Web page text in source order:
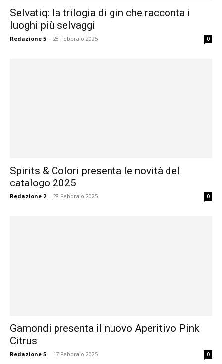
Selvatiq: la trilogia di gin che racconta i
luoghi più selvaggi
Redazione 5 - 28 Febbraio 2025 0
Spirits & Colori presenta le novità del
catalogo 2025
Redazione 2 - 28 Febbraio 2025 0
Gamondi presenta il nuovo Aperitivo Pink
Citrus
Redazione 5 - 17 Febbraio 2025 0